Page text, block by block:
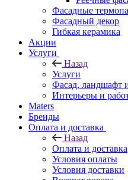
Фасадные
Фасадный декор
Гибкая керамика
Акции
Услуги
Назад
Услуги
Фасад, ландшафт
Интерьеры и
Maters
Бренды
Оплата и доставка
Назад
Оплата и доставка
Условия оплаты
Условия доставки